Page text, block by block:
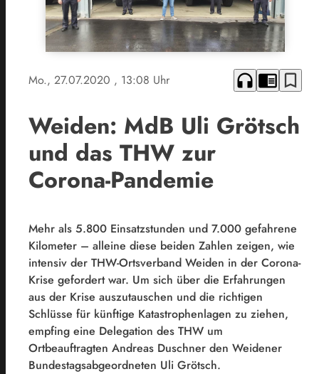
Mo., 27.07.2020 , 13:08 Uhr headphones chrome_reader_mode bookmark_border
Weiden: MdB Uli Grötsch
und das THW zur
Corona-Pandemie
Mehr als 5.800 Einsatzstunden und 7.000 gefahrene
Kilometer – alleine diese beiden Zahlen zeigen, wie
intensiv der THW-Ortsverband Weiden in der Corona-
Krise gefordert war. Um sich über die Erfahrungen
aus der Krise auszutauschen und die richtigen
Schlüsse für künftige Katastrophenlagen zu ziehen,
empfing eine Delegation des THW um
Ortbeauftragten Andreas Duschner den Weidener
Bundestagsabgeordneten Uli Grötsch.